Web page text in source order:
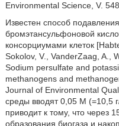
Environmental Science, V.
Известен способ
бромэтансульфоновой
консорциумами клеток
Sokolov, V., VanderZaag, A.,
Sodium persulfate and
methanogens and
Journal of Environmental
среды вводят 0,05 M (=10,5
приводит к тому, что через
образования биогаза и